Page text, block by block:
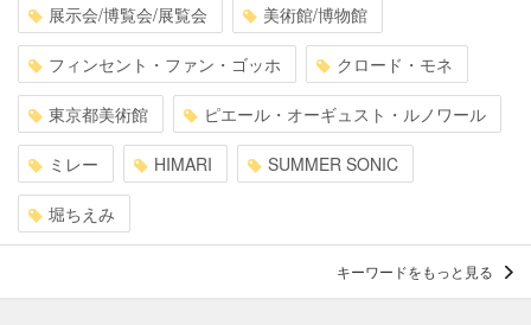
展示会/博覧会/展覧会 美術館/博物館
フィンセント・ファン・ゴッホ クロード・モネ
東京都美術館 ピエール・オーギュスト・ルノワール
ミレー HIMARI SUMMER SONIC
堀ちえみ
キーワードをもっと見る